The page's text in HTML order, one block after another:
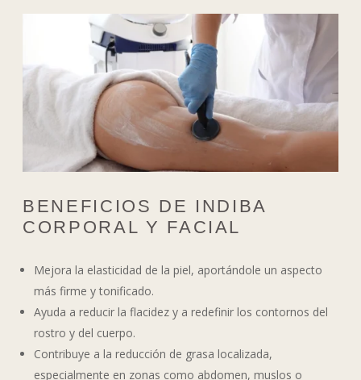
BENEFICIOS DE INDIBA
CORPORAL Y FACIAL
Mejora la elasticidad de la piel, aportándole un aspecto
más firme y tonificado.
Ayuda a reducir la flacidez y a redefinir los contornos del
rostro y del cuerpo.
Contribuye a la reducción de grasa localizada,
especialmente en zonas como abdomen, muslos o